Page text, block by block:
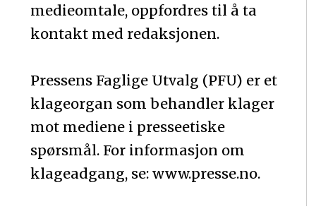
medieomtale, oppfordres til å ta
kontakt med redaksjonen.
Pressens Faglige Utvalg (PFU) er et
klageorgan som behandler klager
mot mediene i presseetiske
spørsmål. For informasjon om
klageadgang, se: www.presse.no.